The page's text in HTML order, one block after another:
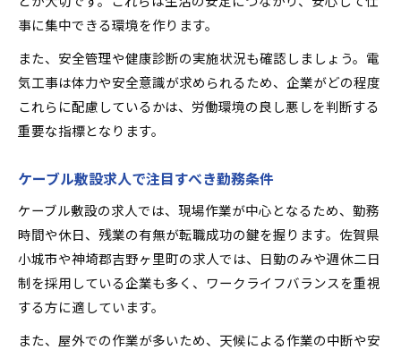
事に集中できる環境を作ります。
また、安全管理や健康診断の実施状況も確認しましょう。電
気工事は体力や安全意識が求められるため、企業がどの程度
これらに配慮しているかは、労働環境の良し悪しを判断する
重要な指標となります。
ケーブル敷設求人で注目すべき勤務条件
ケーブル敷設の求人では、現場作業が中心となるため、勤務
時間や休日、残業の有無が転職成功の鍵を握ります。佐賀県
小城市や神埼郡吉野ヶ里町の求人では、日勤のみや週休二日
制を採用している企業も多く、ワークライフバランスを重視
する方に適しています。
また、屋外での作業が多いため、天候による作業の中断や安